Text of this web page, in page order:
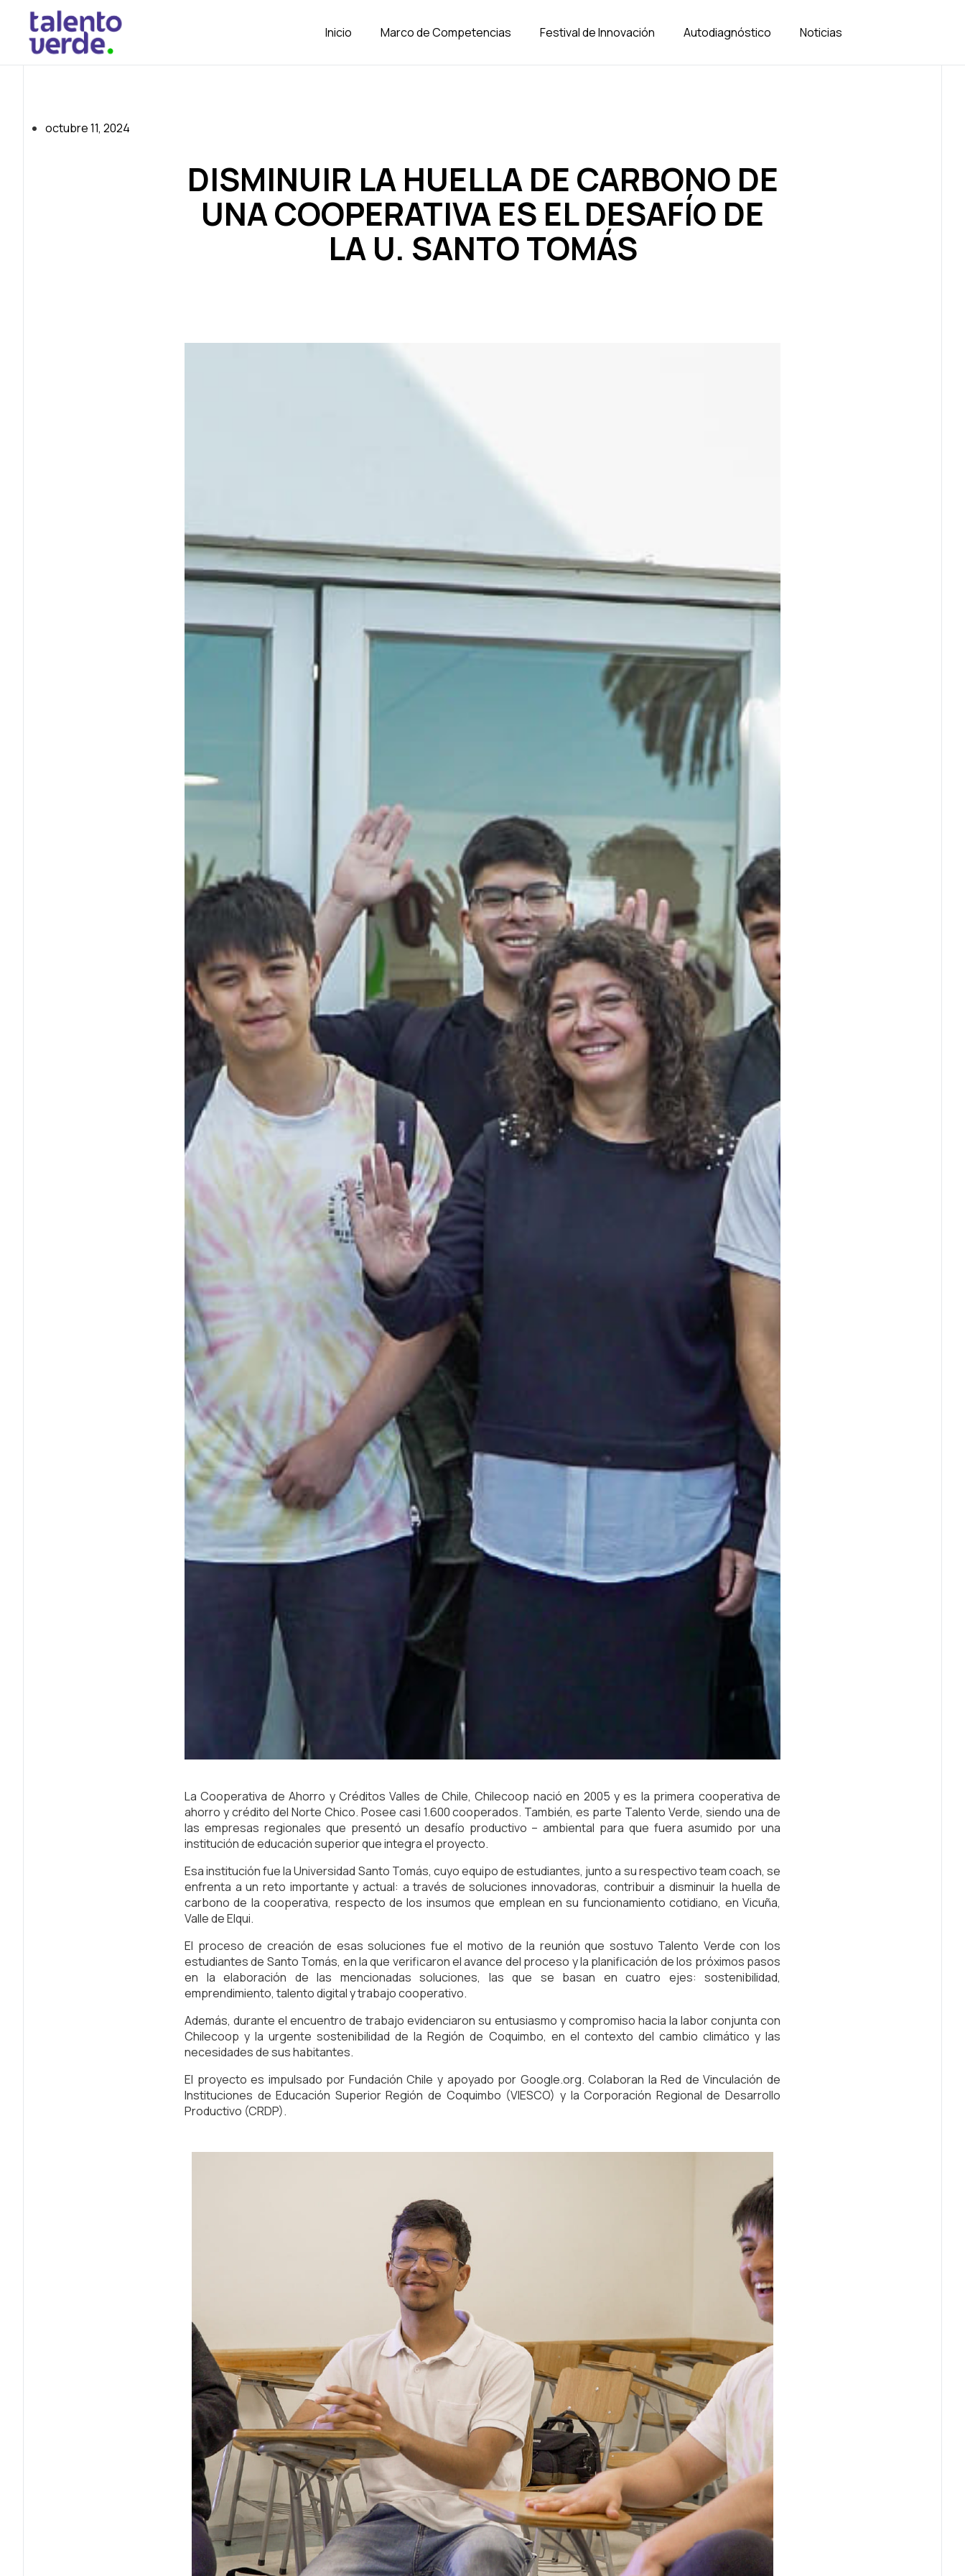
Inicio Marco de Competencias Festival de Innovación Autodiagnóstico Noticias
octubre 11, 2024
DISMINUIR LA HUELLA DE CARBONO DE
UNA COOPERATIVA ES EL DESAFÍO DE
LA U. SANTO TOMÁS
La Cooperativa de Ahorro y Créditos Valles de Chile, Chilecoop nació en 2005 y es la primera cooperativa de
ahorro y crédito del Norte Chico. Posee casi 1.600 cooperados. También, es parte Talento Verde, siendo una de
las empresas regionales que presentó un desafío productivo – ambiental para que fuera asumido por una
institución de educación superior que integra el proyecto.
Esa institución fue la Universidad Santo Tomás, cuyo equipo de estudiantes, junto a su respectivo team coach, se
enfrenta a un reto importante y actual: a través de soluciones innovadoras, contribuir a disminuir la huella de
carbono de la cooperativa, respecto de los insumos que emplean en su funcionamiento cotidiano, en Vicuña,
Valle de Elqui.
El proceso de creación de esas soluciones fue el motivo de la reunión que sostuvo Talento Verde con los
estudiantes de Santo Tomás, en la que verificaron el avance del proceso y la planificación de los próximos pasos
en la elaboración de las mencionadas soluciones, las que se basan en cuatro ejes: sostenibilidad,
emprendimiento, talento digital y trabajo cooperativo.
Además, durante el encuentro de trabajo evidenciaron su entusiasmo y compromiso hacia la labor conjunta con
Chilecoop y la urgente sostenibilidad de la Región de Coquimbo, en el contexto del cambio climático y las
necesidades de sus habitantes.
El proyecto es impulsado por Fundación Chile y apoyado por Google.org. Colaboran la Red de Vinculación de
Instituciones de Educación Superior Región de Coquimbo (VIESCO) y la Corporación Regional de Desarrollo
Productivo (CRDP).